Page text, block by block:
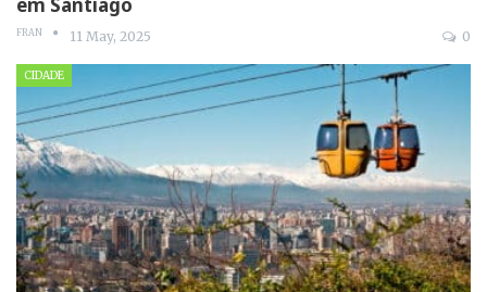
em Santiago
FRAN 11 May, 2025 0
CIDADE